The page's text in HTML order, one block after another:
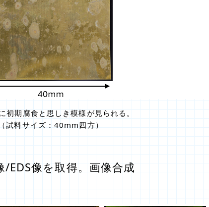
初期腐食と思しき模様が見られる。
（試料サイズ：40mm四方）
EDS像を取得。画像合成